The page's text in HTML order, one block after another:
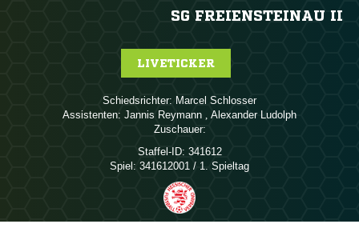
SG FREIENSTEINAU II
LIVETICKER
Schiedsrichter:  
Assistenten:   ,  
Zuschauer:
Staffel-ID: 341612
Spiel: 341612001 / 1. Spieltag